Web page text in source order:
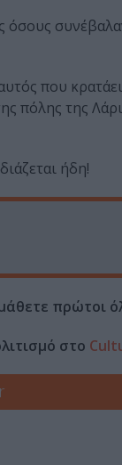
που
πόλης της
ήδη!
πρώτοι
στο